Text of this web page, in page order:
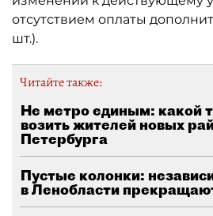
отсутствием оплаты
шт.).
Читайте также:
Не метро единым: какой
возить жителей новых
Петербурга
Пустые колонки:
в Ленобласти